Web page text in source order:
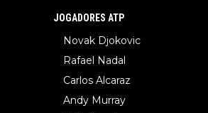
JOGADORES ATP
Novak Djokovic
Rafael Nadal
Carlos Alcaraz
Andy Murray